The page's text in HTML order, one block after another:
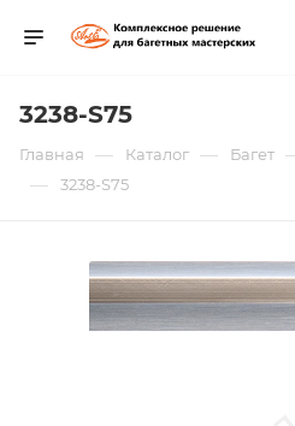
3238-S75
Главная — Каталог — Багет
— 3238-S75